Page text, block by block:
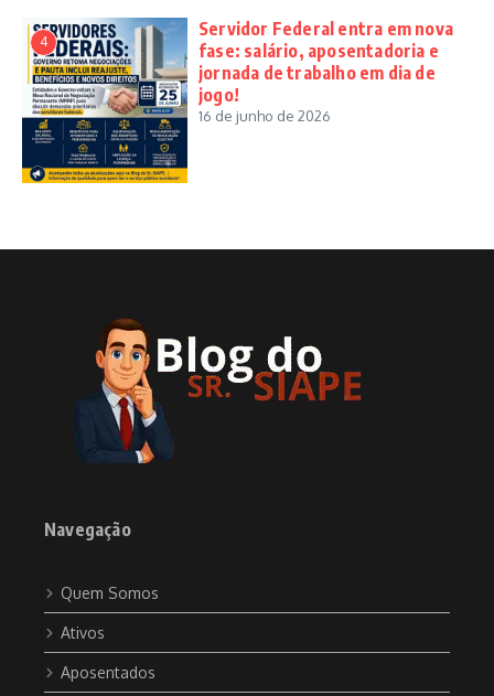
4
Servidor Federal entra em nova
fase: salário, aposentadoria e
jornada de trabalho em dia de
jogo!
16 de junho de 2026
Navegação
Quem Somos
Ativos
Aposentados